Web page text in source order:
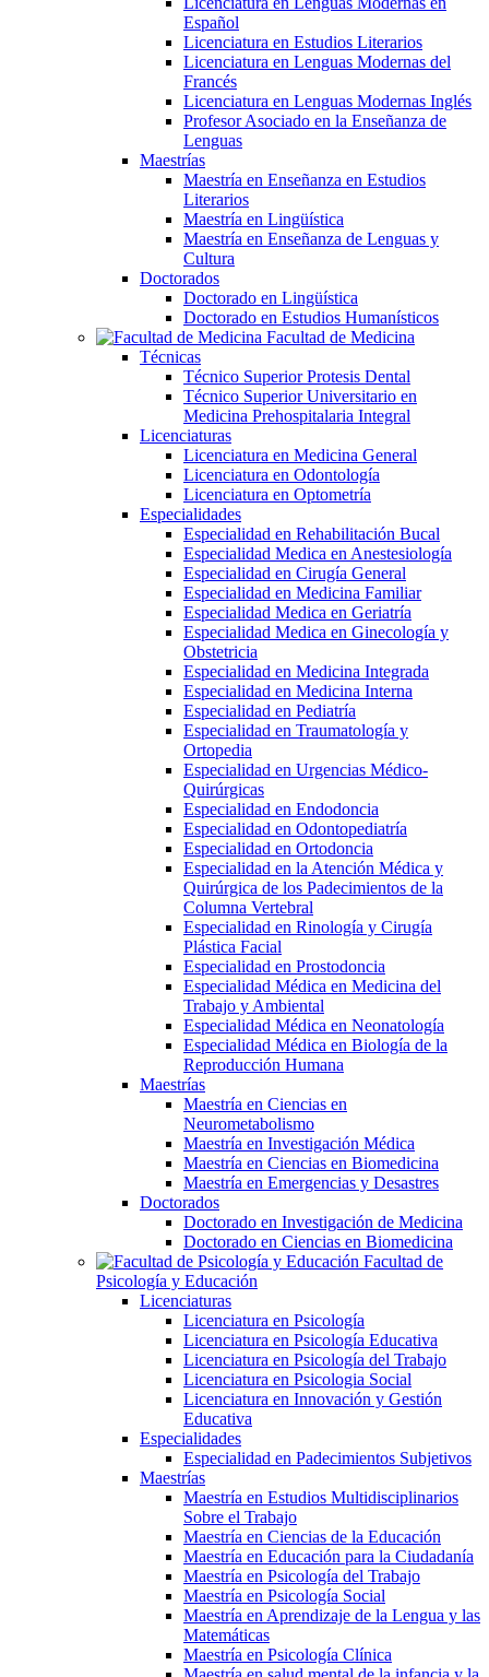
Español
Licenciatura en Estudios Literarios
Licenciatura en Lenguas Modernas del
Francés
Licenciatura en Lenguas Modernas Inglés
Profesor Asociado en la Enseñanza de
Lenguas
Maestrías
Maestría en Enseñanza en Estudios
Literarios
Maestría en Lingüística
Maestría en Enseñanza de Lenguas y
Cultura
Doctorados
Doctorado en Lingüística
Doctorado en Estudios Humanísticos
Facultad de Medicina
Técnicas
Técnico Superior Protesis Dental
Técnico Superior Universitario en
Medicina Prehospitalaria Integral
Licenciaturas
Licenciatura en Medicina General
Licenciatura en Odontología
Licenciatura en Optometría
Especialidades
Especialidad en Rehabilitación Bucal
Especialidad Medica en Anestesiología
Especialidad en Cirugía General
Especialidad en Medicina Familiar
Especialidad Medica en Geriatría
Especialidad Medica en Ginecología y
Obstetricia
Especialidad en Medicina Integrada
Especialidad en Medicina Interna
Especialidad en Pediatría
Especialidad en Traumatología y
Ortopedia
Especialidad en Urgencias Médico-
Quirúrgicas
Especialidad en Endodoncia
Especialidad en Odontopediatría
Especialidad en Ortodoncia
Especialidad en la Atención Médica y
Quirúrgica de los Padecimientos de la
Columna Vertebral
Especialidad en Rinología y Cirugía
Plástica Facial
Especialidad en Prostodoncia
Especialidad Médica en Medicina del
Trabajo y Ambiental
Especialidad Médica en Neonatología
Especialidad Médica en Biología de la
Reproducción Humana
Maestrías
Maestría en Ciencias en
Neurometabolismo
Maestría en Investigación Médica
Maestría en Ciencias en Biomedicina
Maestría en Emergencias y Desastres
Doctorados
Doctorado en Investigación de Medicina
Doctorado en Ciencias en Biomedicina
Facultad de
Psicología y Educación
Licenciaturas
Licenciatura en Psicología
Licenciatura en Psicología Educativa
Licenciatura en Psicología del Trabajo
Licenciatura en Psicologia Social
Licenciatura en Innovación y Gestión
Educativa
Especialidades
Especialidad en Padecimientos Subjetivos
Maestrías
Maestría en Estudios Multidisciplinarios
Sobre el Trabajo
Maestría en Ciencias de la Educación
Maestría en Educación para la Ciudadanía
Maestría en Psicología del Trabajo
Maestría en Psicología Social
Maestría en Aprendizaje de la Lengua y las
Matemáticas
Maestría en Psicología Clínica